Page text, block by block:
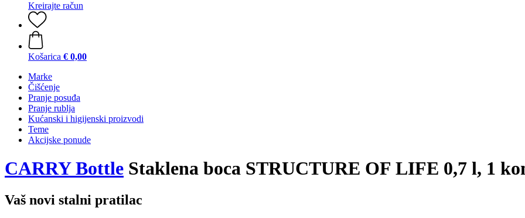
Kreirajte račun
Košarica € 0,00
Marke
Čišćenje
Pranje posuđa
Pranje rublja
Kućanski i higijenski proizvodi
Teme
Akcijske ponude
CARRY Bottle Staklena boca STRUCTURE OF LIFE 0,7 l, 1
Vaš novi stalni pratilac